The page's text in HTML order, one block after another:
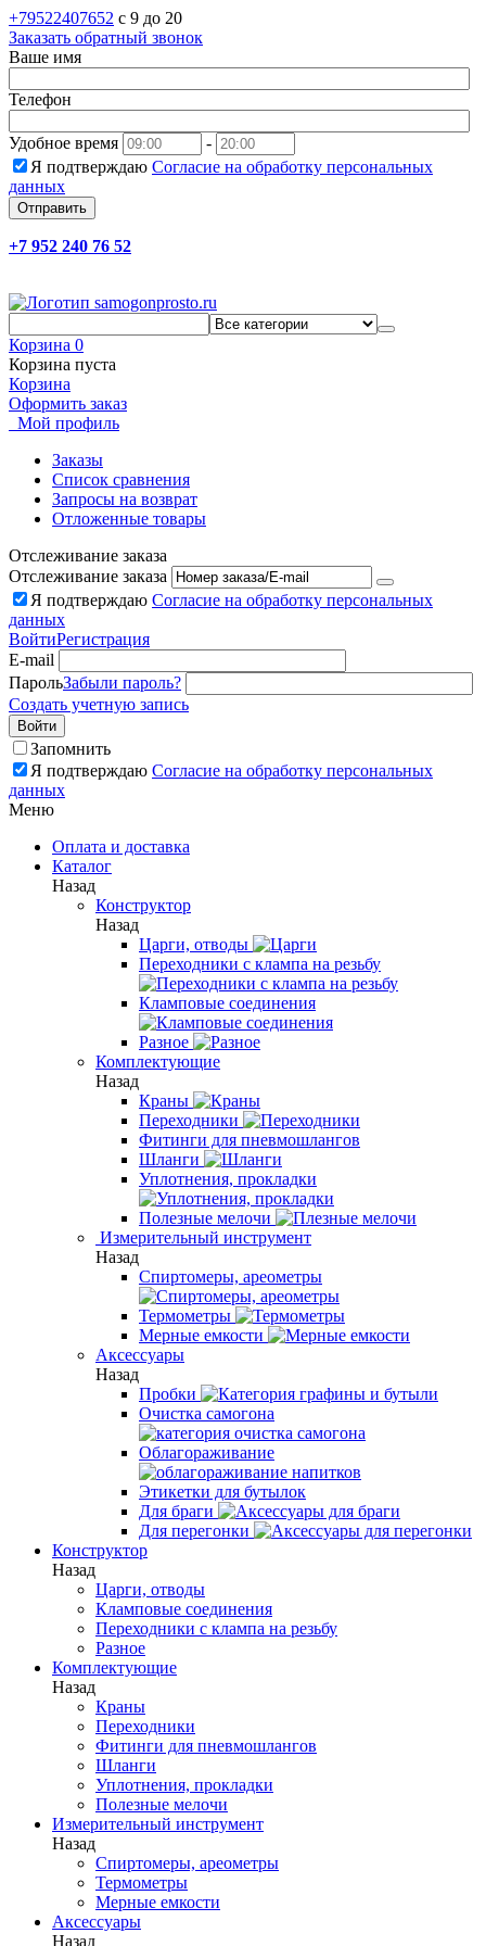
+79522407652 c 9 до 20
Заказать обратный звонок
Ваше имя
Телефон
Удобное время
-
Я подтверждаю Согласие на обработку персональных
данных
Отправить
+7 952 240 76 52
Корзина 0
Корзина пуста
Корзина
Оформить заказ
Мой профиль
Заказы
Список сравнения
Запросы на возврат
Отложенные товары
Отслеживание заказа
Отслеживание заказа
Я подтверждаю Согласие на обработку персональных
данных
ВойтиРегистрация
E-mail
ПарольЗабыли пароль?
Создать учетную запись
Войти
Запомнить
Я подтверждаю Согласие на обработку персональных
данных
Меню
Оплата и доставка
Каталог
Назад
Конструктор
Назад
Царги, отводы
Переходники с клампа на резьбу
Кламповые соединения
Разное
Комплектующие
Назад
Краны
Переходники
Фитинги для пневмошлангов
Шланги
Уплотнения, прокладки
Полезные мелочи
Измерительный инструмент
Назад
Спиртомеры, ареометры
Термометры
Мерные емкости
Аксессуары
Назад
Пробки
Очистка самогона
Облагораживание
Этикетки для бутылок
Для браги
Для перегонки
Конструктор
Назад
Царги, отводы
Кламповые соединения
Переходники с клампа на резьбу
Разное
Комплектующие
Назад
Краны
Переходники
Фитинги для пневмошлангов
Шланги
Уплотнения, прокладки
Полезные мелочи
Измерительный инструмент
Назад
Спиртомеры, ареометры
Термометры
Мерные емкости
Аксессуары
Назад